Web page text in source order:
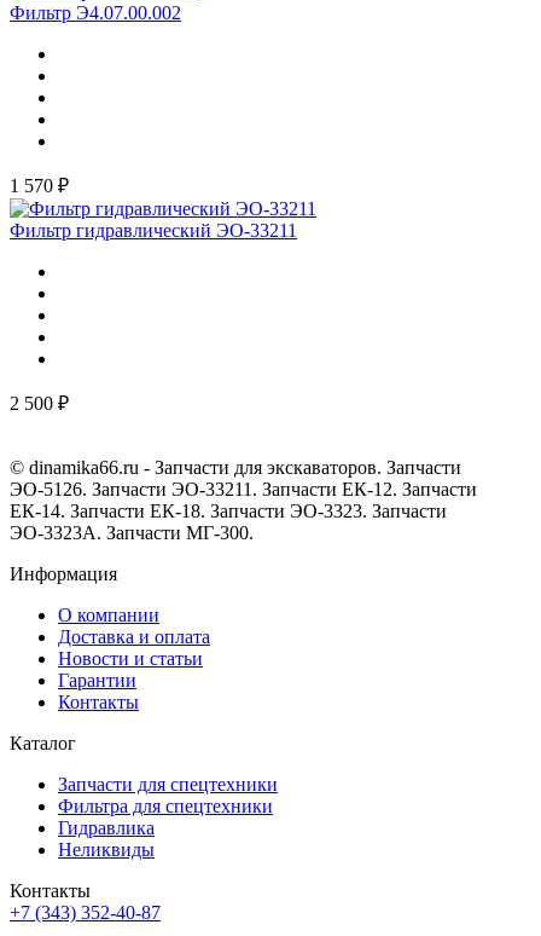
Фильтр Э4.07.00.002
1 570 ₽
Фильтр гидравлический ЭО-33211
2 500 ₽
© dinamika66.ru - Запчасти для экскаваторов. Запчасти
ЭО-5126. Запчасти ЭО-33211. Запчасти ЕК-12. Запчасти
ЕК-14. Запчасти ЕК-18. Запчасти ЭО-3323. Запчасти
ЭО-3323А. Запчасти МГ-300.
Информация
О компании
Доставка и оплата
Новости и статьи
Гарантии
Контакты
Каталог
Запчасти для спецтехники
Фильтра для спецтехники
Гидравлика
Неликвиды
Контакты
+7 (343) 352-40-87